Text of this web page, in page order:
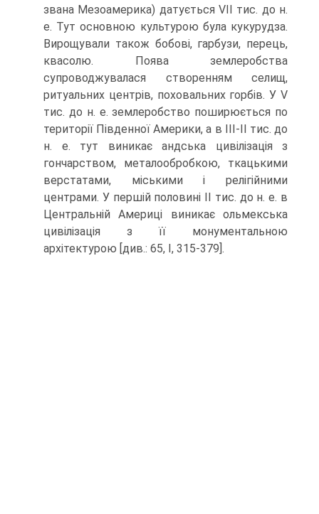
звана Мезоамерика) датується VII тис. до н.
е. Тут основною культурою була кукурудза.
Вирощували також бобові, гарбузи, перець,
квасолю. Поява земле­робства
супроводжувалася створенням селищ,
ритуальних центрів, поховальних горбів. У V
тис. до н. е. землеробство поширюється по
території Південної Аме­рики, а в III-II тис. до
н. е. тут виникає андська цивілізація з
гончарством, метало­обробкою, ткацькими
верстатами, міськими і релігійними
центрами. У першій половині II тис. до н. е. в
Центральній Америці виникає ольмекська
цивілізація з її монументальною
архітектурою [див.: 65, I, 315-379].